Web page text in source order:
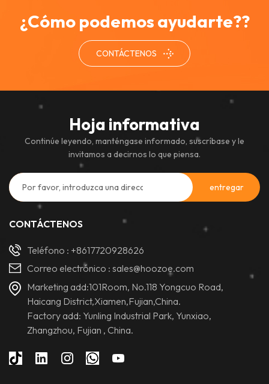
¿Cómo podemos ayudarte??
CONTÁCTENOS
Hoja informativa
Continúe leyendo, manténgase informado, suscríbase y le
invitamos a decirnos lo que piensa.
CONTÁCTENOS
Teléfono : +8617720928626
Correo electrónico :sales@hoozoe.com
Marketing add:101Room, No.118 Yongcuo Road,
Haicang District,Xiamen,Fujian,China.
Factory add: Yunling Industrial Park, Yunxiao,
Zhangzhou, Fujian , China.